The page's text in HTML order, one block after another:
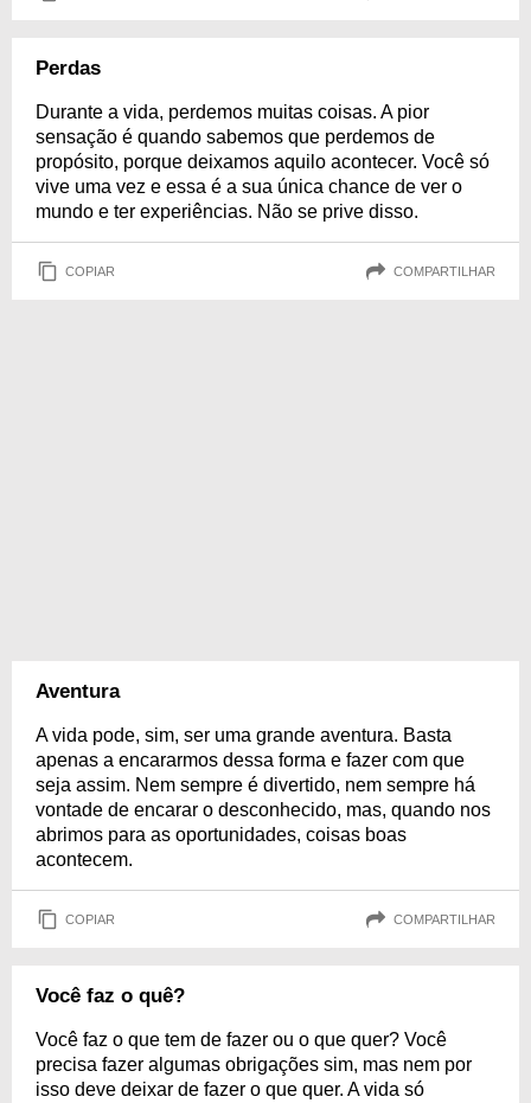
Perdas
Durante a vida, perdemos muitas coisas. A pior
sensação é quando sabemos que perdemos de
propósito, porque deixamos aquilo acontecer. Você só
vive uma vez e essa é a sua única chance de ver o
mundo e ter experiências. Não se prive disso.
COPIAR COMPARTILHAR
Aventura
A vida pode, sim, ser uma grande aventura. Basta
apenas a encararmos dessa forma e fazer com que
seja assim. Nem sempre é divertido, nem sempre há
vontade de encarar o desconhecido, mas, quando nos
abrimos para as oportunidades, coisas boas
acontecem.
COPIAR COMPARTILHAR
Você faz o quê?
Você faz o que tem de fazer ou o que quer? Você
precisa fazer algumas obrigações sim, mas nem por
isso deve deixar de fazer o que quer. A vida só